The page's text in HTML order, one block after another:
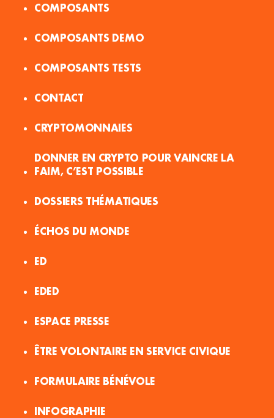
COMPOSANTS
COMPOSANTS DEMO
COMPOSANTS TESTS
CONTACT
CRYPTOMONNAIES
DONNER EN CRYPTO POUR VAINCRE LA
FAIM, C’EST POSSIBLE
DOSSIERS THÉMATIQUES
ÉCHOS DU MONDE
ED
EDED
ESPACE PRESSE
ÊTRE VOLONTAIRE EN SERVICE CIVIQUE
FORMULAIRE BÉNÉVOLE
INFOGRAPHIE